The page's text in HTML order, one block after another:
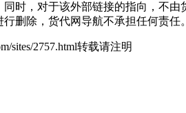
，对于该外部链接的指向，不由
删除，货代网导航不承担任何责任
sites/2757.html转载请注明